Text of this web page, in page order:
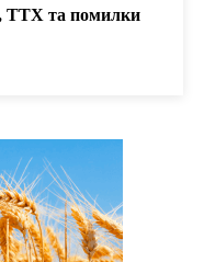
ТТХ та помилки